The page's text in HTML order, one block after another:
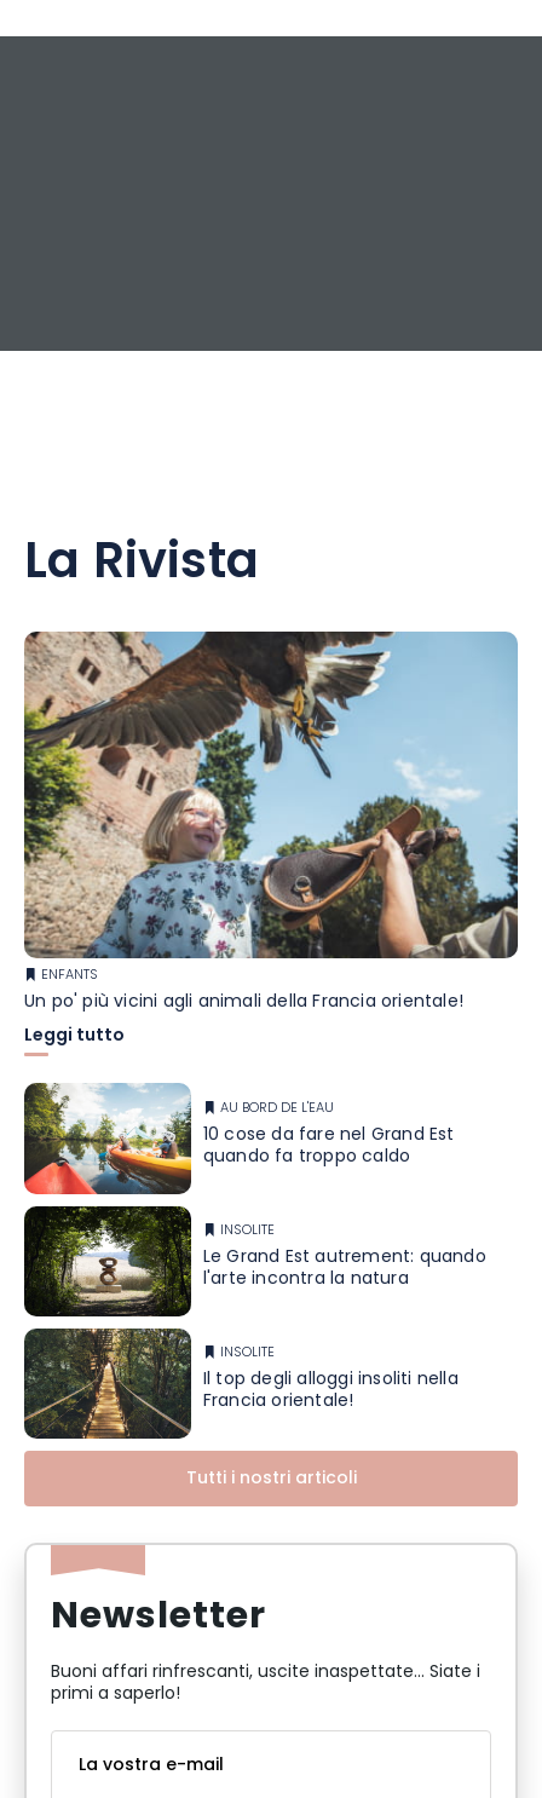
La Rivista
ENFANTS
Un po' più vicini agli animali della Francia orientale!
Leggi tutto
AU BORD DE L'EAU
10 cose da fare nel Grand Est
quando fa troppo caldo
INSOLITE
Le Grand Est autrement: quando
l'arte incontra la natura
INSOLITE
Il top degli alloggi insoliti nella
Francia orientale!
Tutti i nostri articoli
Newsletter
Buoni affari rinfrescanti, uscite inaspettate... Siate i
primi a saperlo!